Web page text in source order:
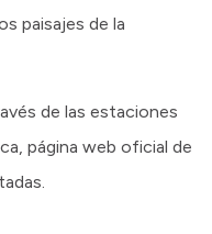
paisajes de la
de las estaciones
página web oficial de